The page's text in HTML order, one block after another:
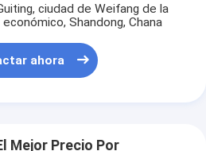
ciudad de Weifang de la
Shandong, Chana
ahora
Mejor Precio Por